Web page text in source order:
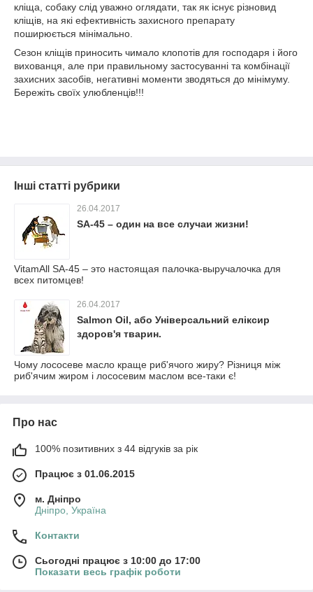
кліща, собаку слід уважно оглядати, так як існує різновид
кліщів, на які ефективність захисного препарату
поширюється мінімально.
Сезон кліщів приносить чимало клопотів для господаря і його
вихованця, але при правильному застосуванні та комбінації
захисних засобів, негативні моменти зводяться до мінімуму.
Бережіть своїх улюбленців!!!
Інші статті рубрики
26.04.2017
SA-45 – один на все случаи жизни!
VitamAll SА-45 – это настоящая палочка-выручалочка для
всех питомцев!
26.04.2017
Salmon Oil, або Універсальний еліксир
здоров'я тварин.
Чому лососеве масло краще риб'ячого жиру? Різниця між
риб'ячим жиром і лососевим маслом все-таки є!
Про нас
100% позитивних з 44 відгуків за рік
Працює з 01.06.2015
м. Дніпро
Дніпро, Україна
Контакти
Сьогодні працює з 10:00 до 17:00
Показати весь графік роботи